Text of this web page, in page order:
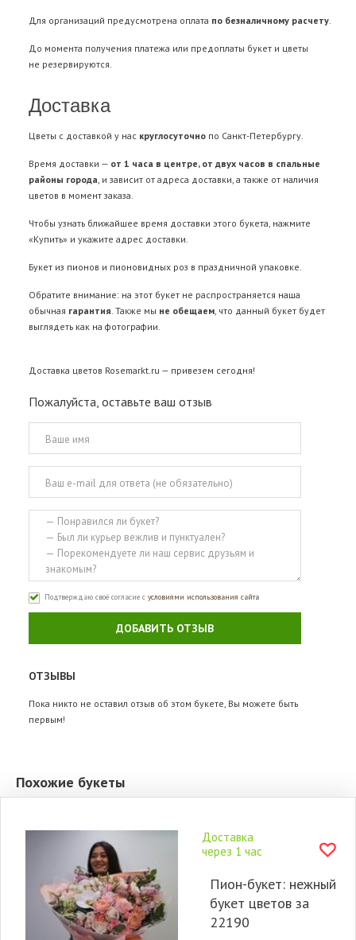
Для организаций предусмотрена оплата по безналичному расчету.
До момента получения платежа или предоплаты букет и цветы
не резервируются.
Доставка
Цветы с доставкой у нас круглосуточно по Санкт-Петербургу.
Время доставки — от 1 часа в центре, от двух часов в спальные
районы города, и зависит от адреса доставки, а также от наличия
цветов в момент заказа.
Чтобы узнать ближайшее время доставки этого букета, нажмите
«Купить» и укажите адрес доставки.
Букет из пионов и пионовидных роз в праздничной упаковке.
Обратите внимание: на этот букет не распространяется наша
обычная гарантия. Также мы не обещаем, что данный букет будет
выглядеть как на фотографии.
Доставка цветов Rosemarkt.ru — привезем сегодня!
Пожалуйста, оставьте ваш отзыв
Подтверждаю своё согласие с условиями использования сайта
ДОБАВИТЬ ОТЗЫВ
ОТЗЫВЫ
Пока никто не оставил отзыв об этом букете, Вы можете быть
первым!
Похожие букеты
Доставка
через 1 час
Пион-букет: нежный
букет цветов за
22190